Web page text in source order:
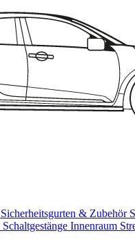
Sicherheitsgurten & Zubehör
Schaltgestänge Innenraum